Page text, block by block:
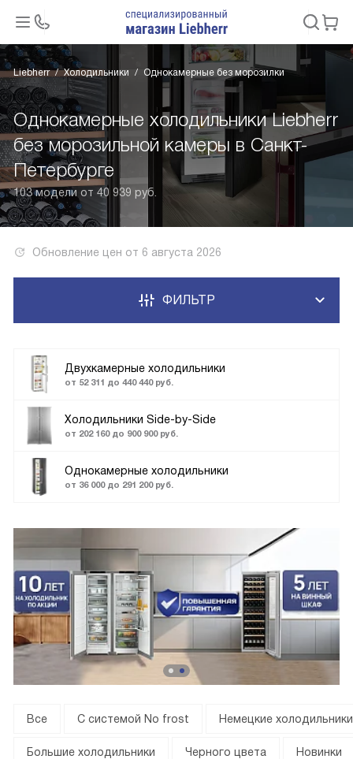
Liebherr Холодильники Однокамерные без морозилки
Однокамерные холодильники Liebherr
без морозильной камеры в Санкт-
Петербурге
103 модели от 40 939 руб.
Обновление цен от 6 августа 2026
Двухкамерные холодильники
от 52 311 до 440 440 руб.
Холодильники Side-by-Side
от 202 160 до 900 900 руб.
Однокамерные холодильники
от 36 000 до 291 200 руб.
ФИЛЬТР
Все С системой No frost Немецкие
Большие холодильники Черного цвета Новинки